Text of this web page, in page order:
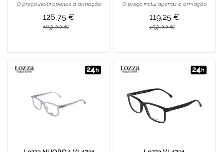
O preço inclui apenas a armação
126,75 €
169,00 €
O preço inclui apenas a armação
119,25 €
159,00 €